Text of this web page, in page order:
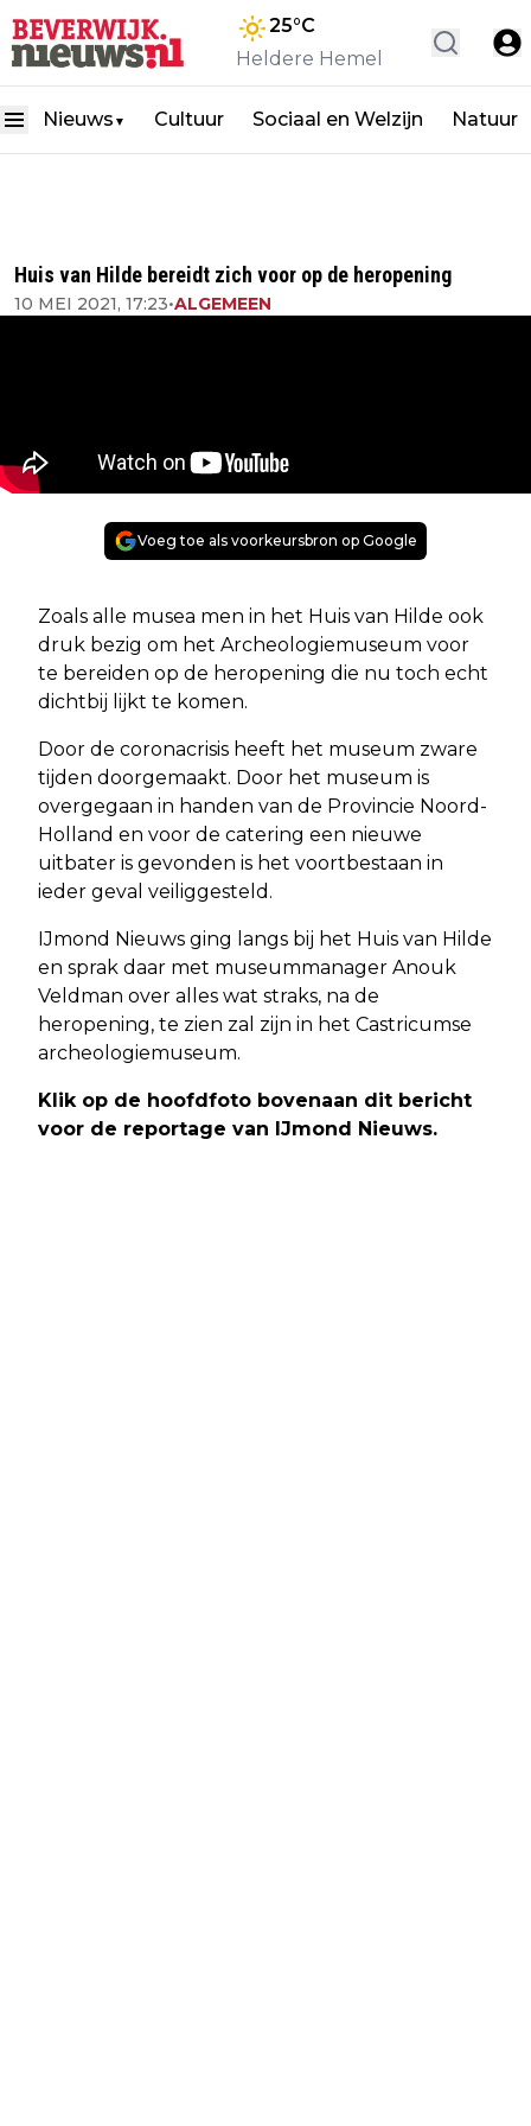
25°C
Heldere Hemel
Nieuws ▼ Cultuur Sociaal en Welzijn Natuur
Huis van Hilde bereidt zich voor op de heropening
10 MEI 2021, 17:23•ALGEMEEN
Voeg toe als voorkeursbron op Google
Zoals alle musea men in het Huis van Hilde ook
druk bezig om het Archeologiemuseum voor
te bereiden op de heropening die nu toch echt
dichtbij lijkt te komen.
Door de coronacrisis heeft het museum zware
tijden doorgemaakt. Door het museum is
overgegaan in handen van de Provincie Noord-
Holland en voor de catering een nieuwe
uitbater is gevonden is het voortbestaan in
ieder geval veiliggesteld.
IJmond Nieuws ging langs bij het Huis van Hilde
en sprak daar met museummanager Anouk
Veldman over alles wat straks, na de
heropening, te zien zal zijn in het Castricumse
archeologiemuseum.
Klik op de hoofdfoto bovenaan dit bericht
voor de reportage van IJmond Nieuws.